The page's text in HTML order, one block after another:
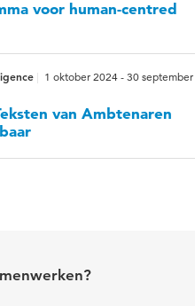
voor human-centred
1 oktober 2024 - 30 september
van Ambtenaren